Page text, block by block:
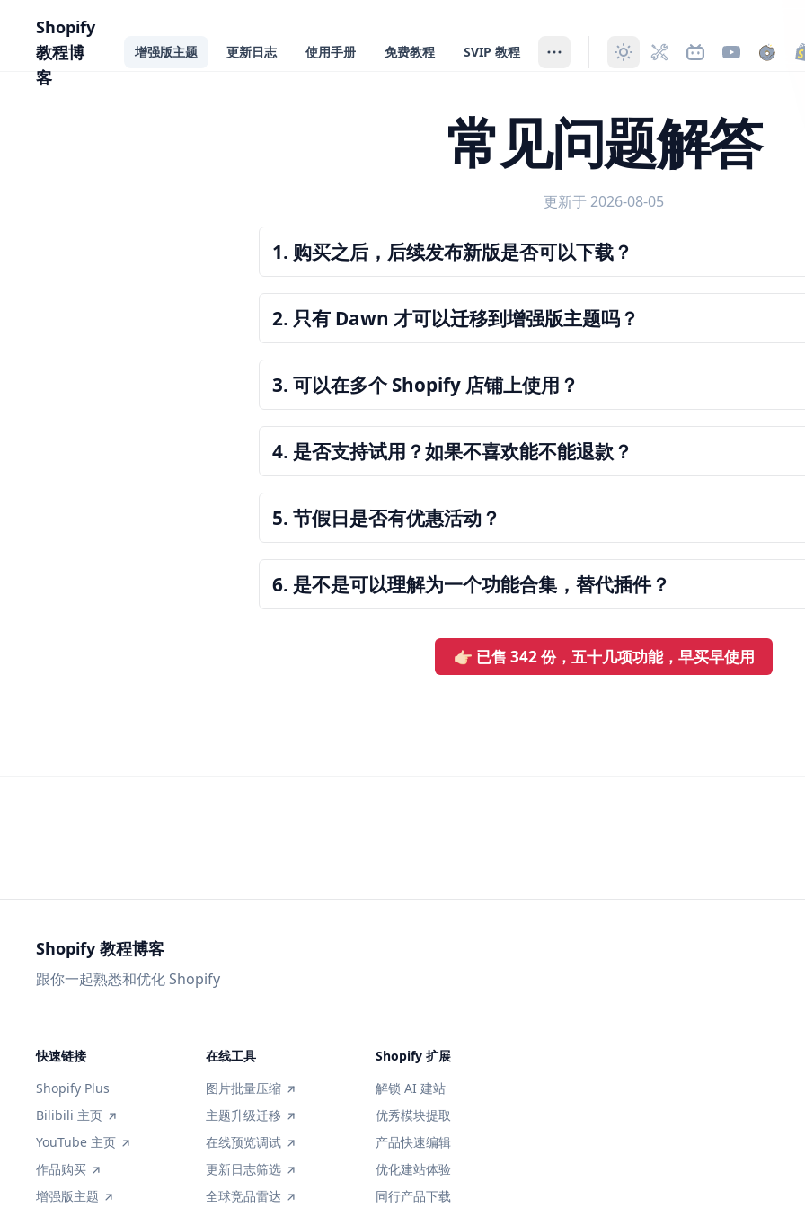
要内容Shopify
教程博
客
增强版主题 更新日志 使用手册 免费教程 SVIP 教程
常见问题解答
更新于 2026-08-05
常见问题解答
1. 购买之后，后续发布新版是否可以下载？
2. 只有 Dawn 才可以迁移到增强版主题吗？
Dawn 到 Rise
3. 可以在多个 Shopify 店铺上使用？
保持正版是持续更新和维护的动力
目前，有不少用户在两个店铺上使用增强版主题，最多的有在 12 个店铺上使
4. 是否支持试用？如果不喜欢能不能退款？
5. 节假日是否有优惠活动？
6. 是不是可以理解为一个功能合集，替代插件？
👉🏻 已售 342 份，五十几项功能，早买早使用
Shopify 教程博客
跟你一起熟悉和优化 Shopify
快速链接
Shopify Plus
Bilibili 主页
YouTube 主页
作品购买
增强版主题
在线工具
图片批量压缩
主题升级迁移
在线预览调试
更新日志筛选
全球竞品雷达
Shopify 扩展
解锁 AI 建站
优秀模块提取
产品快速编辑
优化建站体验
同行产品下载